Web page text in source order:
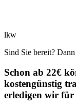
lkw
Sind Sie bereit?
Schon ab 22€
kostengünstig
erledigen wir für